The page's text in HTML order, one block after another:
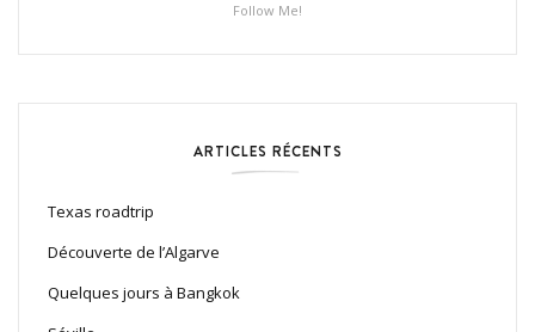
Follow Me!
ARTICLES RÉCENTS
Texas roadtrip
Découverte de l’Algarve
Quelques jours à Bangkok